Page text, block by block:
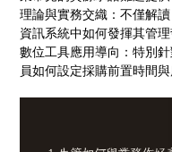
理論與實務交織：不僅解
資訊系統中如何發揮其管理
數位工具應用導向：特別
員如何設定採購前置時間與